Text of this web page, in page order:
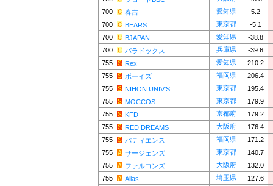
700
春吉 愛知県
5.2
700
BEARS 東京都
-5.1
700
BJAPAN 愛知県
-38.8
700
パラドックス 兵庫県
-39.6
755
Rex 愛知県
210.2
755
ボーイズ 福岡県
206.4
755
NIHON UNIV'S 東京都
195.4
755
MOCCOS 東京都
179.9
755
KFD 京都府
179.2
755
RED DREAMS 大阪府
176.4
755
パティエンス 福岡県
171.2
755
サージェンズ 東京都
140.7
755
ファルコンズ 大阪府
132.0
755
Alias 埼玉県
127.6